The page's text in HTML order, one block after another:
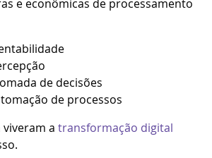
e econômicas de processamento
de decisões
de processos
viveram a transformação digital